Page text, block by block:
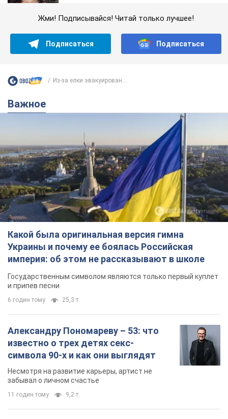
Жми! Подписывайся! Читай только лучшее!
Подписаться Подписаться
Из-за елки эвакуирован...
Важное
Какой была оригинальная версия гимна
Украины и почему ее боялась Российская
империя: об этом не рассказывают в школе
Государственным символом являются только первый куплет
и припев песни
6 годин тому 25,3 т.
Александру Пономареву – 53: что
известно о трех детях секс-
символа 90-х и как они выглядят
Несмотря на развитие карьеры, артист не
забывал о личном счастье
11 годин тому 9,2 т.